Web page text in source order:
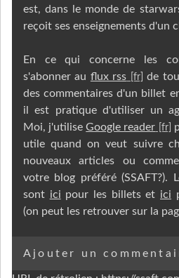
est, dans le monde de
reçoit ses enseignements d'un
En ce qui concerne les
s'abonner au flux rss
de
des commentaires d'un billet
il est pratique d'utiliser un
Moi, j'utiliseGoogle reader
utile quand on veut suivre
nouveaux articles ou
votre blog préféré (SSAFT?).
sont ici pour les billets et ici
(on peut les retrouver sur la
Ajouter un